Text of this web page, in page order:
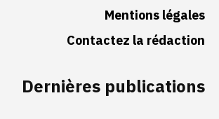
Mentions légales
Contactez la rédaction
Dernières publications